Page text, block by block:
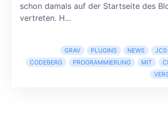
schon damals auf der Startseite des
vertreten. H...
GRAV PLUGINS NEWS
CODEBERG
PROGRAMMIERUNG MIT